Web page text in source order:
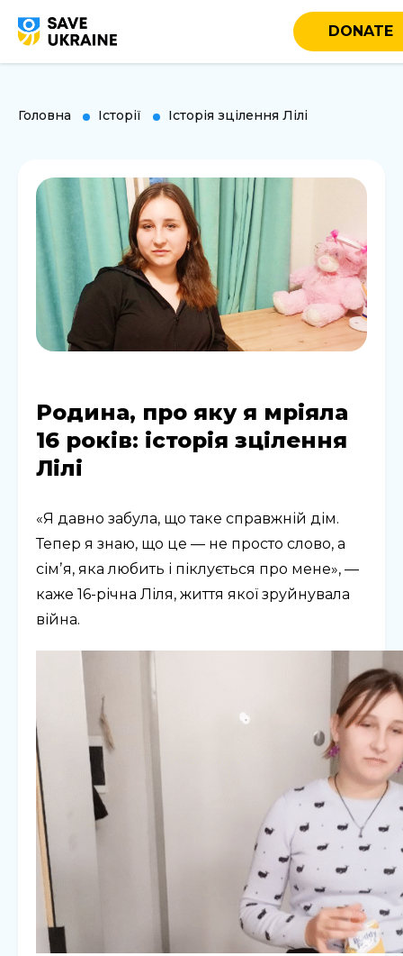
DONATE
Головна Історії Історія зцілення Лілі
Родина, про яку я мріяла
16 років: історія зцілення
Лілі
«Я давно забула, що таке справжній дім.
Тепер я знаю, що це — не просто слово, а
сімʼя, яка любить і піклується про мене», —
каже 16-річна Ліля, життя якої зруйнувала
війна.